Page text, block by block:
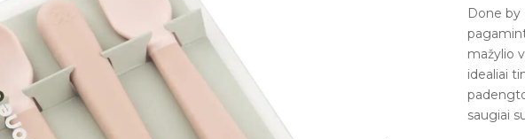
Done by
mažylio
idealiai
saugiai